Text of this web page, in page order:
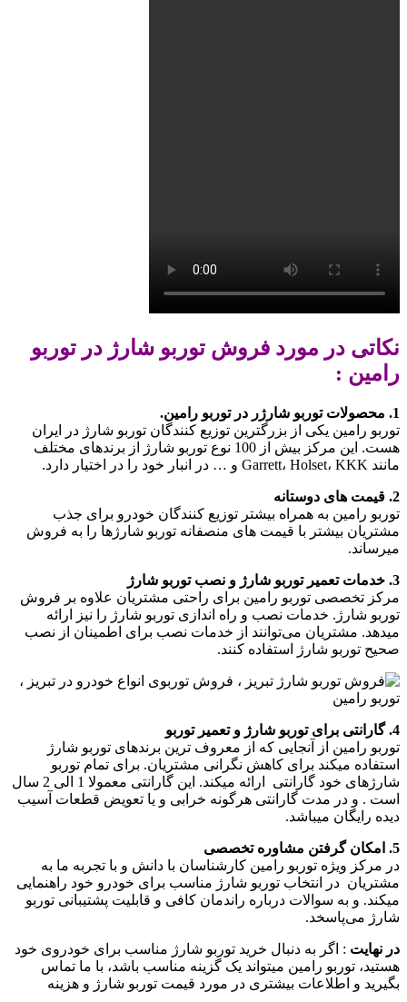
نکاتی در مورد فروش توربو شارژ در توربو
رامین :
1. محصولات توربو شارژر در توربو رامین.
توربو رامین یکی از بزرگترین توزیع کنندگان توربو شارژ در ایران
هست. این مرکز بیش از 100 نوع توربو شارژ از برندهای مختلف
مانند Garrett، Holset، KKK و … در انبار خود را در اختیار دارد.
2. قیمت های دوستانه
توربو رامین به همراه بیشتر توزیع کنندگان خودرو برای جذب
مشتریان بیشتر با قیمت های منصفانه توربو شارژها را به فروش
میرساند.
3. خدمات تعمیر توربو شارژ و نصب توربو شارژ
مرکز تخصصی توربو رامین برای راحتی مشتریان علاوه بر فروش
توربو شارژ. خدمات نصب و راه اندازی توربو شارژ را نیز ارائه
میدهد. مشتریان می‌توانند از خدمات نصب برای اطمینان از نصب
صحیح توربو شارژ استفاده کنند.
4. گارانتی برای توربو شارژ و تعمیر توربو
توربو رامین از آنجایی که از معروف ترین برند‌های توربو شارژ
استفاده میکند برای کاهش نگرانی مشتریان. برای تمام توربو
شارژهای خود گارانتی ارائه میکند. این گارانتی معمولا 1 الی 2 سال
است . و در مدت گارانتی هرگونه خرابی و یا تعویض قطعات آسیب
دیده رایگان میباشد.
5. امکان گرفتن مشاوره تخصصی
در مرکز ویژه توربو رامین کارشناسان با دانش و با تجربه ما به
مشتریان در انتخاب توربو شارژ مناسب برای خودرو خود راهنمایی
میکند. و به سوالات درباره راندمان کافی و قابلیت پشتیبانی توربو
شارژ می‌پاسخد.
در نهایت : اگر به دنبال خرید توربو شارژ مناسب برای خودروی خود
هستید، توربو رامین میتواند یک گزینه مناسب باشد، با ما تماس
بگیرید و اطلاعات بیشتری در مورد قیمت توربو شارژ و هزینه